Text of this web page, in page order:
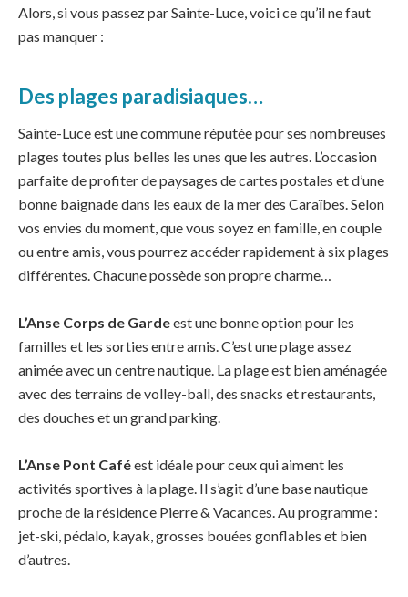
Alors, si vous passez par Sainte-Luce, voici ce qu’il ne faut
pas manquer :
Des plages paradisiaques…
Sainte-Luce est une commune réputée pour ses nombreuses
plages toutes plus belles les unes que les autres. L’occasion
parfaite de profiter de paysages de cartes postales et d’une
bonne baignade dans les eaux de la mer des Caraïbes. Selon
vos envies du moment, que vous soyez en famille, en couple
ou entre amis, vous pourrez accéder rapidement à six plages
différentes. Chacune possède son propre charme…
L’Anse Corps de Gardeest une bonne option pour les
familles et les sorties entre amis. C’est une plage assez
animée avec un centre nautique. La plage est bien aménagée
avec des terrains de volley-ball, des snacks et restaurants,
des douches et un grand parking.
L’Anse Pont Caféest idéale pour ceux qui aiment les
activités sportives à la plage. Il s’agit d’une base nautique
proche de la résidence Pierre & Vacances. Au programme :
jet-ski, pédalo, kayak, grosses bouées gonflables et bien
d’autres.